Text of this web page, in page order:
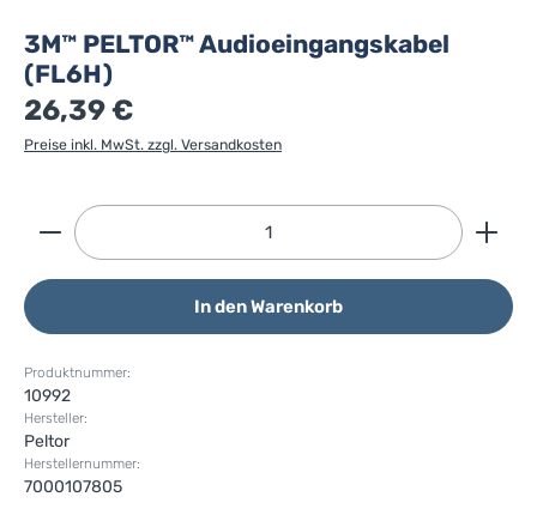
3M™ PELTOR™ Audioeingangskabel
(FL6H)
26,39 €
Preise inkl. MwSt. zzgl. Versandkosten
Produkt Anzahl: Gib den gewünschten Wert ein
In den Warenkorb
Produktnummer:
10992
Hersteller:
Peltor
Herstellernummer:
7000107805